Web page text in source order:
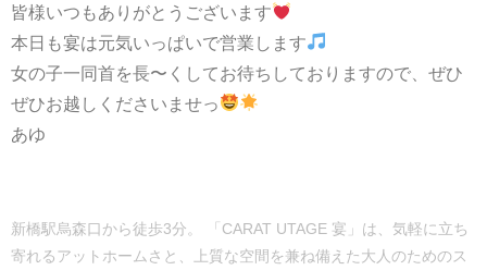
皆様いつもありがとうございます
本日も宴は元気いっぱいで営業します
女の子一同首を長〜くしてお待ちしておりますので、ぜひ
ぜひお越しくださいませっ
あゆ
新橋駅烏森口から徒歩3分。 「CARAT UTAGE 宴」は、気軽に立ち
寄れるアットホームさと、上質な空間を兼ね備えた大人のためのス